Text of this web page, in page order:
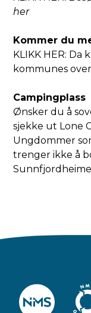
her
Kommer du
KLIKK HER: Da
kommunes
Campingplass
Ønsker du å
sjekke ut Lone
Ungdommer
trenger ikke å